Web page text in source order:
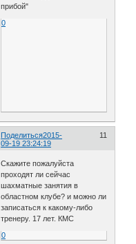
прибой"
0
Поделиться 11
2015-
09-19 23:24:19
Скажите пожалуйста
проходят ли сейчас
шахматные занятия в
областном клубе? и можно ли
записаться к какому-либо
тренеру. 17 лет. КМС
0